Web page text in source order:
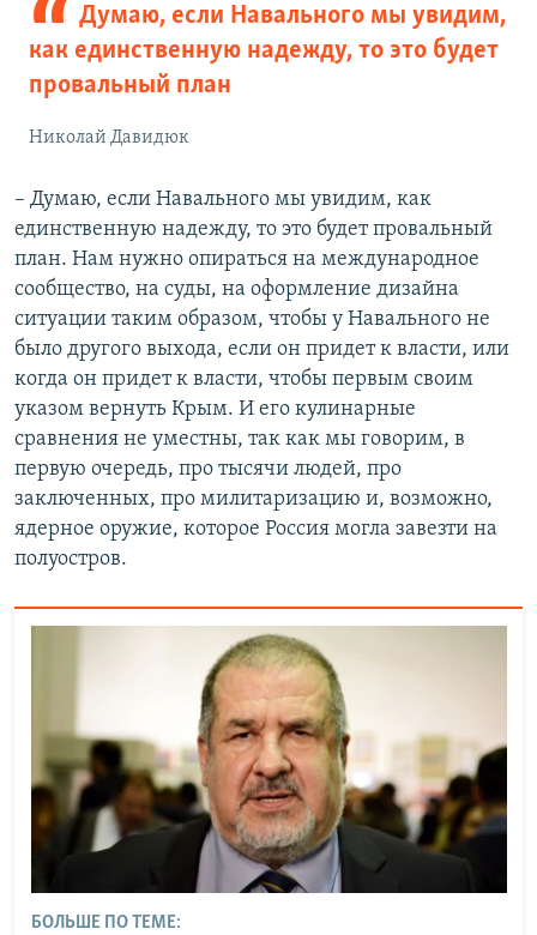
Думаю, если Навального мы увидим,
как единственную надежду, то это будет
провальный план
Николай Давидюк
– Думаю, если Навального мы увидим, как
единственную надежду, то это будет провальный
план. Нам нужно опираться на международное
сообщество, на суды, на оформление дизайна
ситуации таким образом, чтобы у Навального не
было другого выхода, если он придет к власти, или
когда он придет к власти, чтобы первым своим
указом вернуть Крым. И его кулинарные
сравнения не уместны, так как мы говорим, в
первую очередь, про тысячи людей, про
заключенных, про милитаризацию и, возможно,
ядерное оружие, которое Россия могла завезти на
полуостров.
БОЛЬШЕ ПО ТЕМЕ: